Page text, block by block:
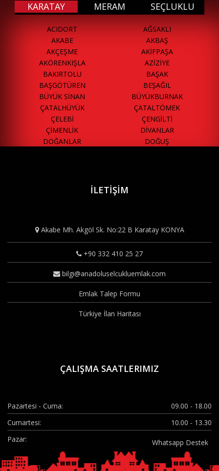
KARATAY MERAM SEÇLUKLU
ACIDORT
AĞSAKLI
AKABE
AKBAŞ
AKÇEŞME
AKİFPAŞA
AKÖRENKIŞLA
AZİZİYE
BAKIRTOLU
BAŞAK
BAŞGÖTÜREN
BEŞAĞIL
BÜYÜK SİNAN
BÜYÜKBURNAK
ÇATALHÜYÜK
ÇATALTÖMEK
ÇELEBİ
ÇENGİLTİ
ÇİMENLİK
DİVANLAR
DOĞANLAR
DOĞUŞ
GAZİOSMANPAŞA
HAMZAOĞLU
HASANDEDEMESCİT
HAYIROĞLU
İPEKLER
İSTİKLAL
KALENDERHANE
KARAASLANDEDE
KARAASLANÜZÜMCÜ
KARACİĞAN
KARAKULAK
KAYACIKARAPLAR
NAKİPOĞLU
OBRUK
ORHANGAZİ
SELİMSULTAN
ŞEMSİTEBRİZİ
TATLICAK
ULUBATLIHASAN
YARMA
YAVŞANKUYU
YENİCE
YENİKENT
İLETIŞIM
Akabe Mh. Akgöl Sk. No:22 B Karatay KONYA
+90 332 410 25 27
bilgi@anadoluselcukluemlak.com
Emlak Talep Formu
Türkiye İlan Haritası
ÇALIŞMA SAATLERIMIZ
Pazartesi - Cuma:
09.00 - 18.00
Cumartesi:
10.00 - 13.30
Pazar:
Whatsapp Destek